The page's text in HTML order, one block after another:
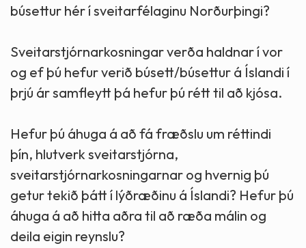
búsettur hér í sveitarfélaginu Norðurþingi?
Sveitarstjórnarkosningar verða haldnar í vor
og ef þú hefur verið búsett/búsettur á Íslandi í
þrjú ár samfleytt þá hefur þú rétt til að kjósa.
Hefur þú áhuga á að fá fræðslu um réttindi
þín, hlutverk sveitarstjórna,
sveitarstjórnarkosningarnar og hvernig þú
getur tekið þátt í lýðræðinu á Íslandi? Hefur þú
áhuga á að hitta aðra til að ræða málin og
deila eigin reynslu?